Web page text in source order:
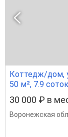
Коттедж/дом,
50 м², 7.9 соток
30 000 ₽ в
Воронежская